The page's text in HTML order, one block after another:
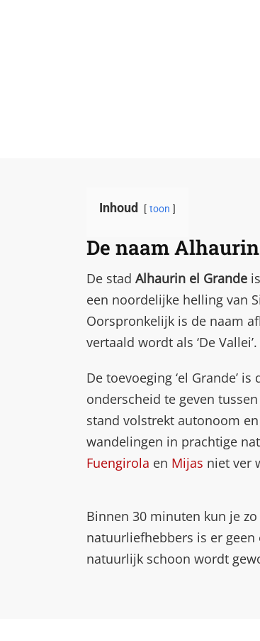
Inhoud toon
De naam
De stad Alhaurin el Grandeis
een noordelijke helling van
Oorspronkelijk is de naam
vertaald wordt als ‘De Vallei’.
De toevoeging ‘el Grande’
onderscheid te geven
stand volstrekt autonoom
wandelingen in prachtige
Fuengirola en Mijas niet ver
Binnen 30 minuten kun je
natuurliefhebbers is er
natuurlijk schoon wordt